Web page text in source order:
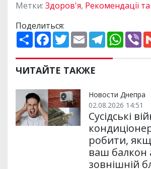
Метки: Здоров'я, Рекомендації та
Поделиться:
П
о
и
р
и
и
F
a
e
b
o
k
T
w
t
t
e
E
m
i
l
T
e
e
m
W
h
p
V
ЧИТАЙТЕ ТАКЖЕ
Новости Днепра
02.08.2026 14:51
Сусідські
робити,
ваш
зовнішній